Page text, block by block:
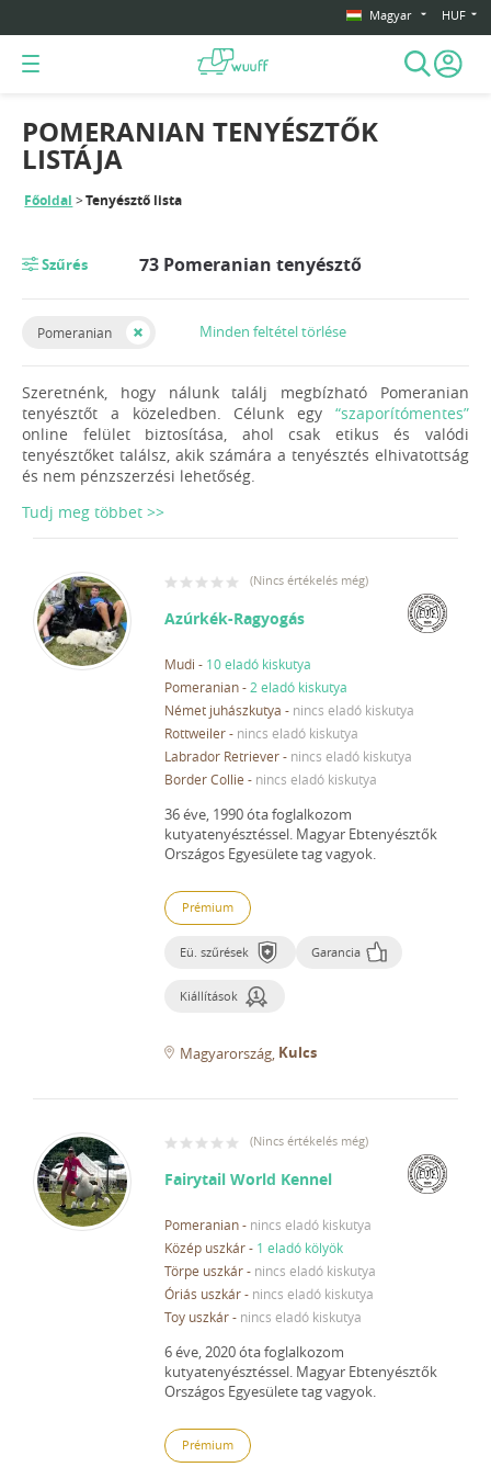
Magyar HUF
Főoldal Tenyésztő lista
POMERANIAN TENYÉSZTŐK
LISTÁJA
Szűrés 73 Pomeranian tenyésztő
Pomeranian Minden feltétel törlése
Szeretnénk, hogy nálunk találj megbízható Pomeranian
tenyésztőt a közeledben. Célunk egy “szaporítómentes”
online felület biztosítása, ahol csak etikus és valódi
tenyésztőket találsz, akik számára a tenyésztés elhivatottság
és nem pénzszerzési lehetőség.
Tudj meg többet >>
(Nincs értékelés még)
Azúrkék-Ragyogás
Mudi - 10 eladó kiskutya
Pomeranian- 2 eladó kiskutya
Német juhászkutya - nincs eladó kiskutya
Rottweiler- nincs eladó kiskutya
Labrador Retriever- nincs eladó kiskutya
Border Collie - nincs eladó kiskutya
36 éve, 1990 óta foglalkozom
kutyatenyésztéssel. Magyar Ebtenyésztők
Országos Egyesülete tag vagyok.
Prémium
Eü. szűrések Garancia
Kiállítások
Magyarország Kulcs
(Nincs értékelés még)
Fairytail World Kennel
Pomeranian- nincs eladó kiskutya
Közép uszkár- 1 eladó kölyök
Törpe uszkár- nincs eladó kiskutya
Óriás uszkár- nincs eladó kiskutya
Toy uszkár- nincs eladó kiskutya
6 éve, 2020 óta foglalkozom
kutyatenyésztéssel. Magyar Ebtenyésztők
Országos Egyesülete tag vagyok.
Prémium